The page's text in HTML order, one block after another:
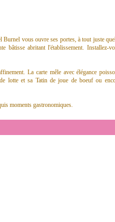
vous ouvre ses portes, à tout juste
bâtisse abritant l'établissement. Installez-
La carte mêle avec élégance
lotte et sa Tatin de joue de boeuf ou
moments gastronomiques.